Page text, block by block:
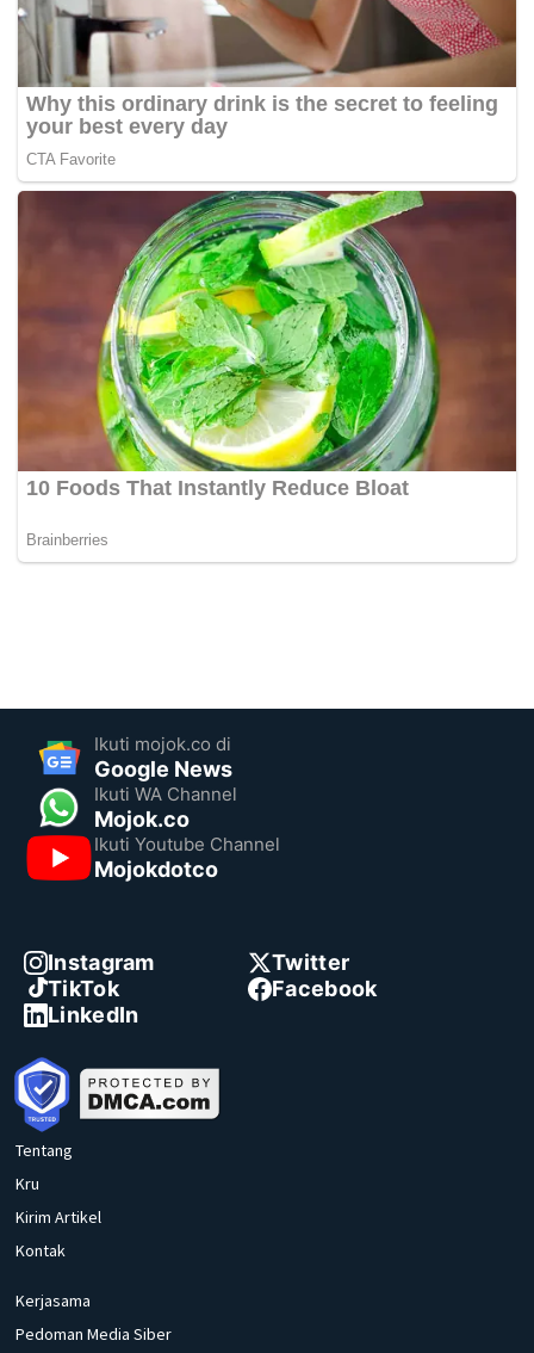
Ikuti mojok.co di
Google News
Ikuti WA Channel
Mojok.co
Ikuti Youtube Channel
Mojokdotco
Instagram
Twitter
TikTok
Facebook
LinkedIn
Tentang
Kru
Kirim Artikel
Kontak
Kerjasama
Pedoman Media Siber